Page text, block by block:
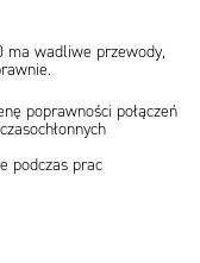
ma wadliwe przewody,
poprawności połączeń
podczas prac